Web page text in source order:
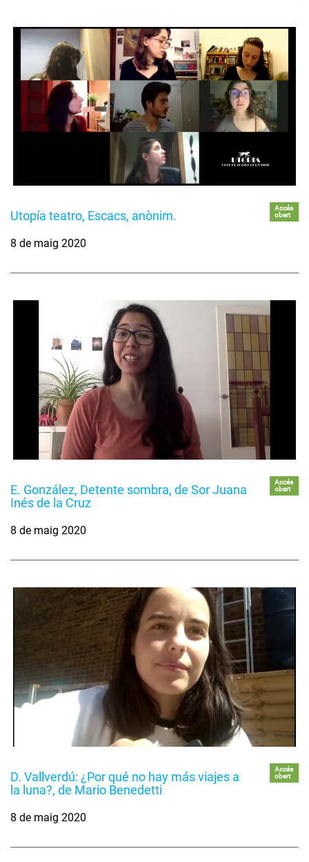
Utopía teatro, Escacs, anònim.
Accés
obert
8 de maig 2020
E. González, Detente sombra, de Sor Juana
Inés de la Cruz
Accés
obert
8 de maig 2020
D. Vallverdú: ¿Por qué no hay más viajes a
la luna?, de Mario Benedetti
Accés
obert
8 de maig 2020